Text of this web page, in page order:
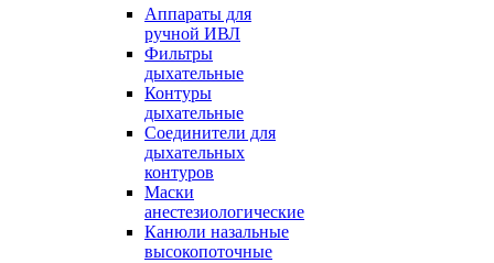
Аппараты для
ручной ИВЛ
Фильтры
дыхательные
Контуры
дыхательные
Соединители для
дыхательных
контуров
Маски
анестезиологические
Канюли назальные
высокопоточные